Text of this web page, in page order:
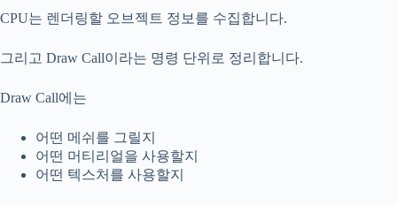
CPU는 렌더링할 오브젝트 정보를 수집합니다.
그리고 Draw Call이라는 명령 단위로 정리합니다.
Draw Call에는
어떤 메쉬를 그릴지
어떤 머티리얼을 사용할지
어떤 텍스처를 사용할지